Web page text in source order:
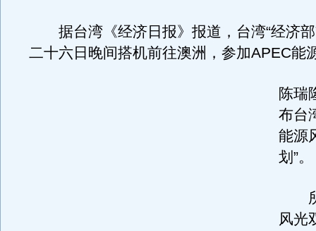
据台湾《经济日报》报道，台湾“经济部
二十六日晚间搭机前往澳洲，参加APEC能
陈瑞
布台
能源
划”。
所
风光